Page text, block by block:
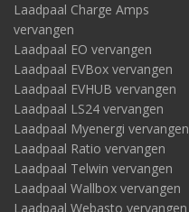
Laadpaal Charge Amps
vervangen
Laadpaal EO vervangen
Laadpaal EVBox vervangen
Laadpaal EVHUB vervangen
Laadpaal LS24 vervangen
Laadpaal Myenergi vervangen
Laadpaal Ratio vervangen
Laadpaal Telwin vervangen
Laadpaal Wallbox vervangen
Laadpaal Webasto vervangen